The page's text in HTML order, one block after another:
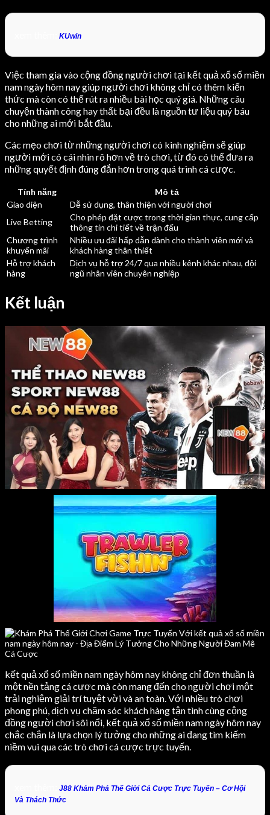
KUwin
Việc tham gia vào cộng đồng người chơi tại kết quả xổ số miền
nam ngày hôm nay giúp người chơi không chỉ có thêm kiến
thức mà còn có thể rút ra nhiều bài học quý giá. Những câu
chuyện thành công hay thất bại đều là nguồn tư liệu quý báu
cho những ai mới bắt đầu.
Các mẹo chơi từ những người chơi có kinh nghiệm sẽ giúp
người mới có cái nhìn rõ hơn về trò chơi, từ đó có thể đưa ra
những quyết định đúng đắn hơn trong quá trình cá cược.
Tính năng
Mô tả
Giao diện
Dễ sử dụng, thân thiện với người chơi
Live Betting
Cho phép đặt cược trong thời gian thực, cung cấp
thông tin chi tiết về trận đấu
Chương trình
khuyến mãi
Nhiều ưu đãi hấp dẫn dành cho thành viên mới và
khách hàng thân thiết
Hỗ trợ khách
hàng
Dịch vụ hỗ trợ 24/7 qua nhiều kênh khác nhau, đội
ngũ nhân viên chuyên nghiệp
Kết luận
kết quả xổ số miền nam ngày hôm nay không chỉ đơn thuần là
một nền tảng cá cược mà còn mang đến cho người chơi một
trải nghiệm giải trí tuyệt vời và an toàn. Với nhiều trò chơi
phong phú, dịch vụ chăm sóc khách hàng tận tình cùng cộng
đồng người chơi sôi nổi, kết quả xổ số miền nam ngày hôm nay
chắc chắn là lựa chọn lý tưởng cho những ai đang tìm kiếm
niềm vui qua các trò chơi cá cược trực tuyến.
J88 Khám Phá Thế Giới Cá Cược Trực Tuyến – Cơ Hội
Và Thách Thức